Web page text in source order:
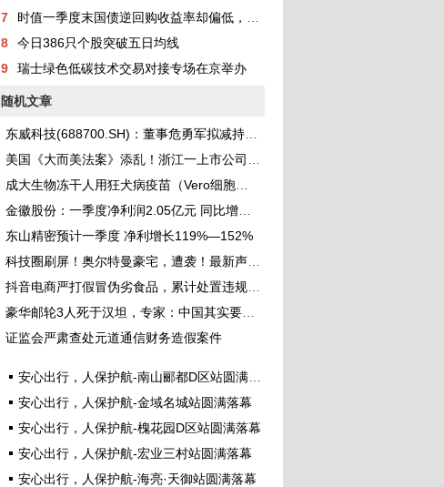
7
时值一季度末国债逆回购收益率却偏低，机构解析：资金面宽松成核心主因
8
今日386只个股突破五日均线
9
瑞士绿色低碳技术交易对接专场在京举办
随机文章
东威科技(688700.SH)：董事危勇军拟减持不超过150万股股份
美国《大而美法案》添乱！浙江一上市公司要把美国子公司卖给印度资本，作价超17亿元，投产不足一年
成大生物冻干人用狂犬病疫苗（Vero细胞）药品补充申请获批，丰富公司产品免疫程序体系
金徽股份：一季度净利润2.05亿元 同比增长118.41%
东山精密预计一季度 净利增长119%―152%
科技圈刷屏！奥尔特曼豪宅，遭袭！最新声明来了
抖音电商严打假冒伪劣食品，累计处置违规店铺1696家、商品超7143个
豪华邮轮3人死于汉坦，专家：中国其实要关注这些病毒
证监会严肃查处元道通信财务造假案件
安心出行，人保护航-南山郦都D区站圆满落幕
安心出行，人保护航-金域名城站圆满落幕
安心出行，人保护航-槐花园D区站圆满落幕
安心出行，人保护航-宏业三村站圆满落幕
安心出行，人保护航-海亮·天御站圆满落幕